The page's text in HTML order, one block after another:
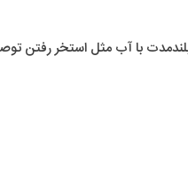
با آب مثل استخر رفتن